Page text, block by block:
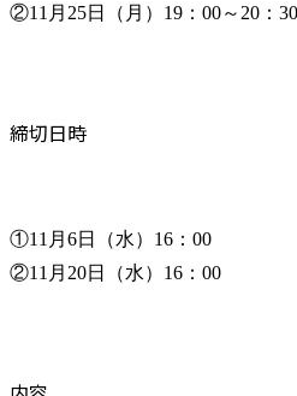
②11月25日（月）19：00～20：
締切日時
①11月6日（水）16：00
②11月20日（水）16：00